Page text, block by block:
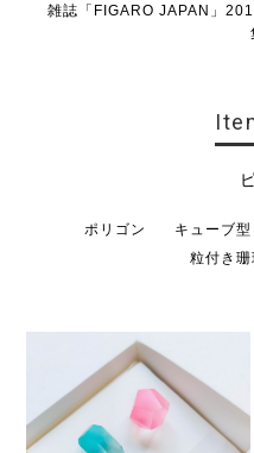
雑誌「FIGARO JAPAN」
ポリゴン キューブ型
粒付き珊